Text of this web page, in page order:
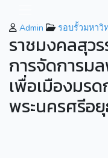
Admin รอบรั้วมหาวิ
ราชมงคลสุว
การจัดการม
เพื่อเมืองมร
พระนครศรีอ